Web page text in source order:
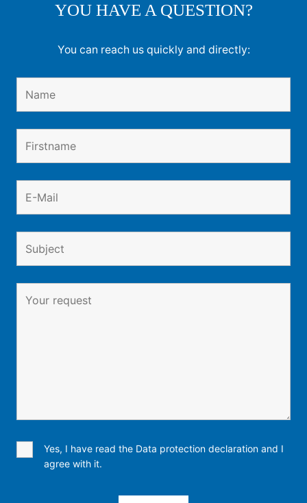
YOU HAVE A QUESTION?
You can reach us quickly and directly:
Yes, I have read the Data protection declaration and I
agree with it.